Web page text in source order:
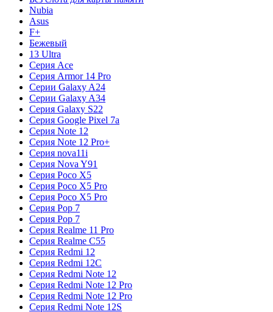
Nubia
Asus
F+
Бежевый
13 Ultra
Серия Ace
Серия Armor 14 Pro
Серии Galaxy A24
Серии Galaxy A34
Серия Galaxy S22
Серия Google Pixel 7a
Серия Note 12
Серия Note 12 Pro+
Серия nova11i
Серия Nova Y91
Серия Poco X5
Серия Poco X5 Pro
Серия Poco X5 Pro
Серия Pop 7
Серия Pop 7
Серия Realme 11 Pro
Серия Realme C55
Серия Redmi 12
Серия Redmi 12C
Серия Redmi Note 12
Серия Redmi Note 12 Pro
Серия Redmi Note 12 Pro
Серия Redmi Note 12S